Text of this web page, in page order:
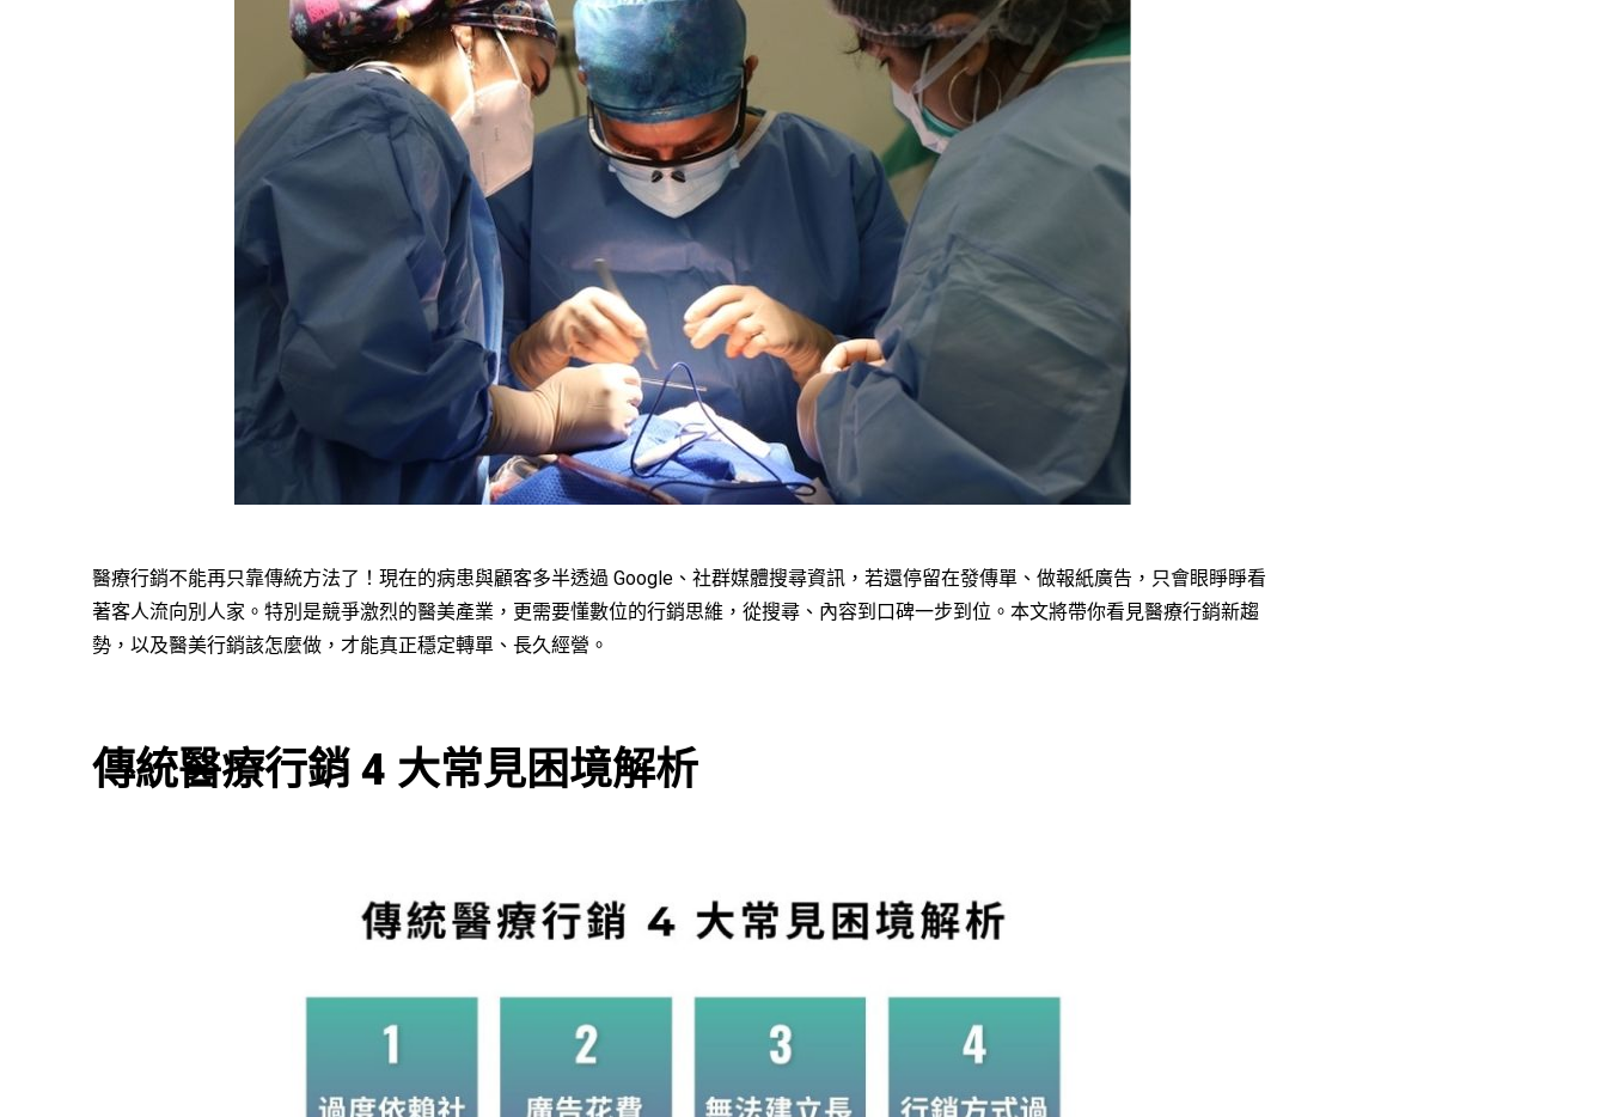
醫療行銷不能再只靠傳統方法了！現在的病患與顧客多半透過 Google、社群媒體搜尋資訊，若還停留在發傳單、做報紙廣告，只會眼睜睜看
著客人流向別人家。特別是競爭激烈的醫美產業，更需要懂數位的行銷思維，從搜尋、內容到口碑一步到位。本文將帶你看見醫療行銷新趨
勢，以及醫美行銷該怎麼做，才能真正穩定轉單、長久經營。
傳統醫療行銷 4 大常見困境解析